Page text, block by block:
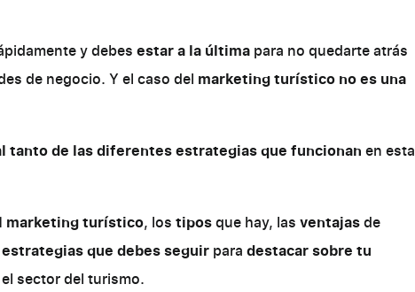
y debes estar a la última para no quedarte atrás
de negocio. Y el caso del marketing turístico no es una
tanto de las diferentes estrategias que funcionan en esta
marketing turístico, los tiposque hay, las ventajasde
estrategias que debes seguir para destacar sobre tu
sector del turismo.